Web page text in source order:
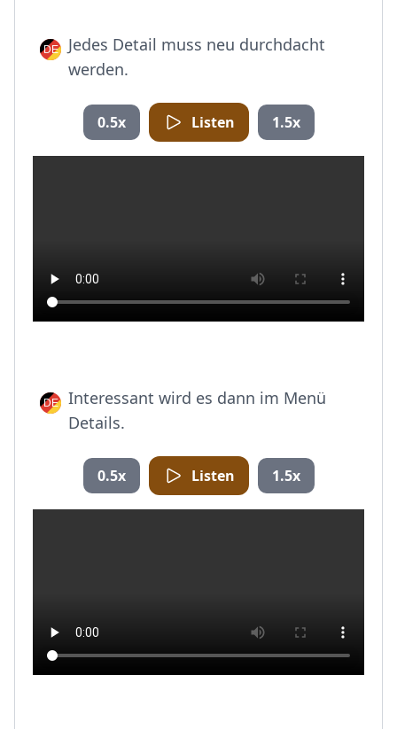
Jedes Detail muss neu durchdacht
werden.
0.5x Listen 1.5x
Interessant wird es dann im Menü
Details.
0.5x Listen 1.5x